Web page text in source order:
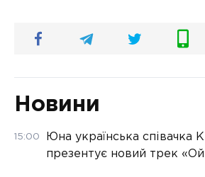
Новини
15:00
Юна українська співачка
презентує новий трек «Ой